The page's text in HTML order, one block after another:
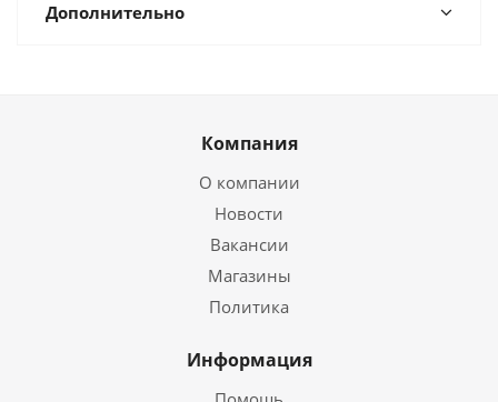
Дополнительно
Компания
О компании
Новости
Вакансии
Магазины
Политика
Информация